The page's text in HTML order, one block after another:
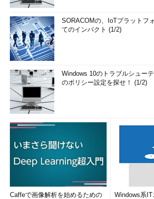
SORACOMの、IoTプラットフ
てのインパクト (1/2)
Windows 10のトラブルシュー
のポリシー設定を探せ！ (1/2)
Caffeで画像解析を始めるための
Windows系